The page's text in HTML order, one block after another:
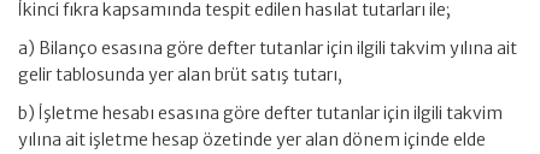
İkinci fıkra kapsamında tespit edilen hasılat tutarları ile;
a) Bilanço esasına göre defter tutanlar için ilgili takvim yılına ait
gelir tablosunda yer alan brüt satış tutarı,
b) İşletme hesabı esasına göre defter tutanlar için ilgili takvim
yılına ait işletme hesap özetinde yer alan dönem içinde elde